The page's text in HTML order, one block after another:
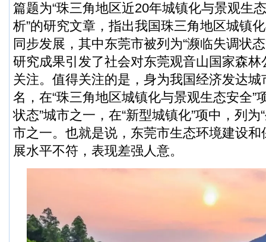
篇题为“珠三角地区近20年城镇化与景观生
析”的研究文章，指出我国珠三角地区城镇
同步发展，其中东莞市被列为“濒临失调状
研究成果引发了社会对东莞观音山国家森
关注。值得关注的是，身为我国经济发达
名，在“珠三角地区城镇化与景观生态安全”
状态”城市之一，在“新型城镇化”项中，列为
市之一。也就是说，东莞市生态环境建设
展水平不符，表现差强人意。